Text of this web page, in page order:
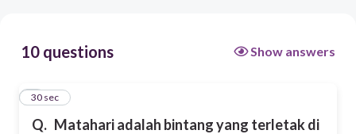
10 questions Show answers
Q. Matahari adalah bintang yang terletak di
1
30 sec